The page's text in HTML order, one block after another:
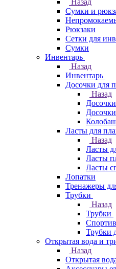
Назад
Сумки и
Рюкзаки
Сетки для
Сумки
Инвентарь
Назад
Инвентарь
Досочки для
Назад
Досочки
Ласты для
Назад
Ласты
Ласты
Ласты
Лопатки
Тренажеры
Трубки
Назад
Трубки
Трубки
Открытая вода и
Назад
Открытая